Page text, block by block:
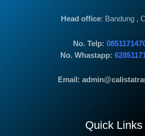
Head office: Bandung ,
No. Telp:
No. Whastapp:
Email:
Quick Links